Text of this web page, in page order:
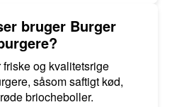
bruger Burger
og kvalitetsrige
såsom saftigt kød,
briocheboller.